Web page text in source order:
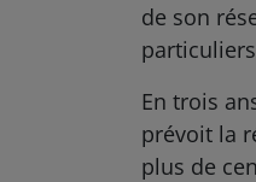
de son
En trois
prévoit la
plus de